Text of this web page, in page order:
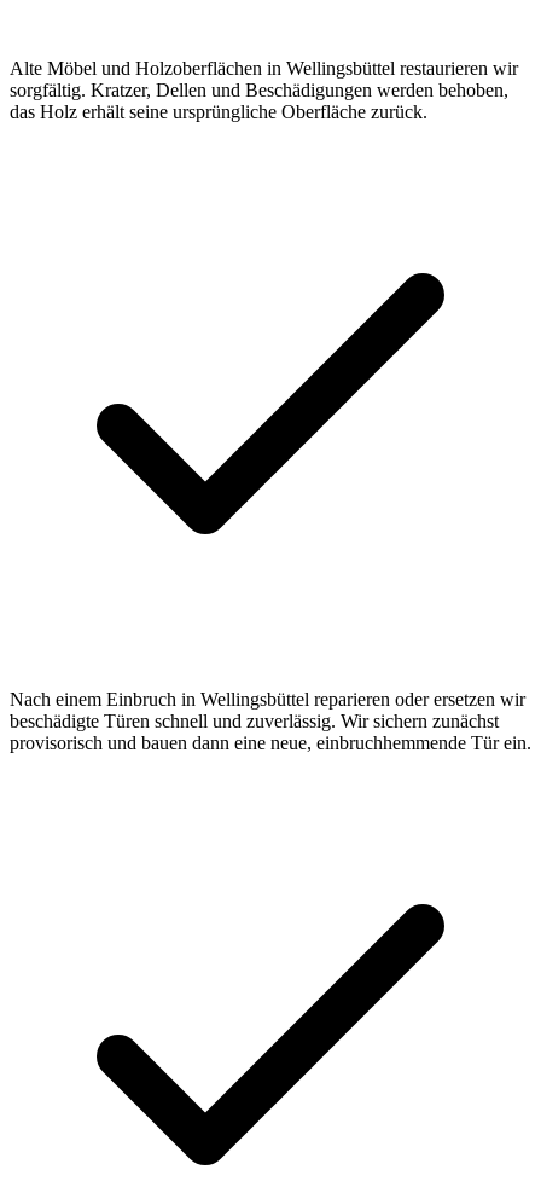
Alte Möbel und Holzoberflächen in Wellingsbüttel restaurieren wir
sorgfältig. Kratzer, Dellen und Beschädigungen werden behoben,
das Holz erhält seine ursprüngliche Oberfläche zurück.
Nach einem Einbruch in Wellingsbüttel reparieren oder ersetzen wir
beschädigte Türen schnell und zuverlässig. Wir sichern zunächst
provisorisch und bauen dann eine neue, einbruchhemmende Tür ein.